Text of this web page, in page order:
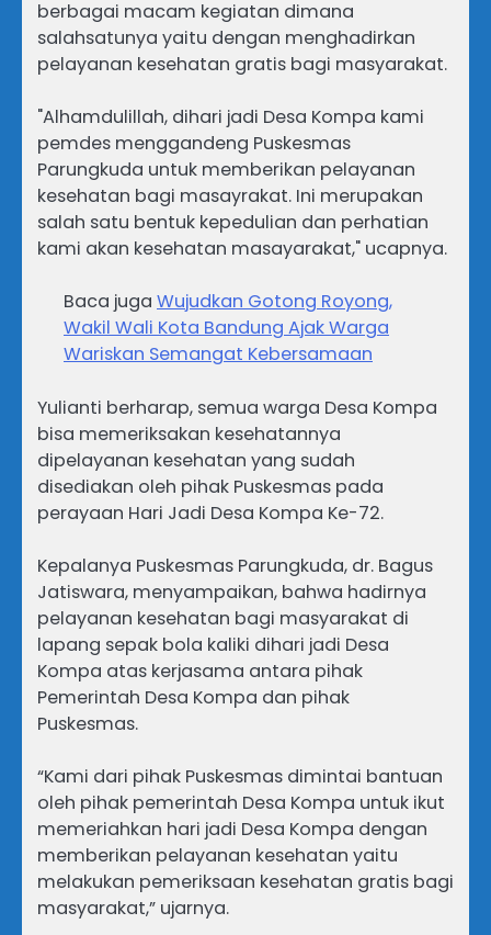
berbagai macam kegiatan dimana
salahsatunya yaitu dengan menghadirkan
pelayanan kesehatan gratis bagi masyarakat.
"Alhamdulillah, dihari jadi Desa Kompa kami
pemdes menggandeng Puskesmas
Parungkuda untuk memberikan pelayanan
kesehatan bagi masayrakat. Ini merupakan
salah satu bentuk kepedulian dan perhatian
kami akan kesehatan masayarakat," ucapnya.
Baca juga Wujudkan Gotong Royong,
Wakil Wali Kota Bandung Ajak Warga
Wariskan Semangat Kebersamaan
Yulianti berharap, semua warga Desa Kompa
bisa memeriksakan kesehatannya
dipelayanan kesehatan yang sudah
disediakan oleh pihak Puskesmas pada
perayaan Hari Jadi Desa Kompa Ke-72.
Kepalanya Puskesmas Parungkuda, dr. Bagus
Jatiswara, menyampaikan, bahwa hadirnya
pelayanan kesehatan bagi masyarakat di
lapang sepak bola kaliki dihari jadi Desa
Kompa atas kerjasama antara pihak
Pemerintah Desa Kompa dan pihak
Puskesmas.
“Kami dari pihak Puskesmas dimintai bantuan
oleh pihak pemerintah Desa Kompa untuk ikut
memeriahkan hari jadi Desa Kompa dengan
memberikan pelayanan kesehatan yaitu
melakukan pemeriksaan kesehatan gratis bagi
masyarakat,” ujarnya.